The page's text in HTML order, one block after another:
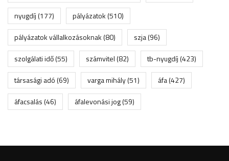
nyugdíj(177) pályázatok(510)
pályázatok vállalkozásoknak(80) szja(96)
szolgálati idő(55) számvitel(82) tb-nyugdíj(423)
társasági adó(69) varga mihály(51) áfa(427)
áfacsalás(46) áfalevonási jog(59)